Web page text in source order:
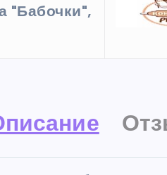
"Бабочки",